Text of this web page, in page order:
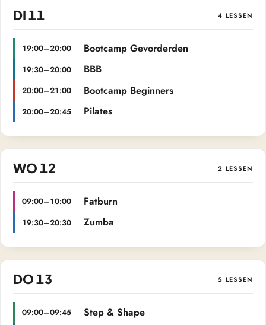
DI 11 4 LESSEN
19:00–20:00 Bootcamp Gevorderden
19:30–20:00 BBB
20:00–21:00 Bootcamp Beginners
20:00–20:45 Pilates
WO 12 2 LESSEN
09:00–10:00 Fatburn
19:30–20:30 Zumba
DO 13 5 LESSEN
09:00–09:45 Step & Shape